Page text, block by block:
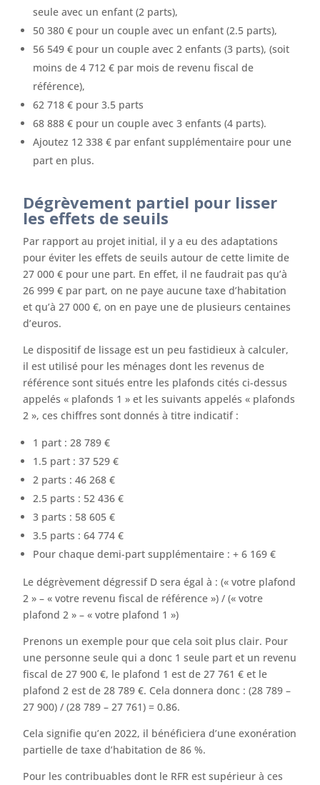
seule avec un enfant (2 parts),
50 380 € pour un couple avec un enfant (2.5 parts),
56 549 € pour un couple avec 2 enfants (3 parts), (soit
moins de 4 712 € par mois de revenu fiscal de
référence),
62 718 € pour 3.5 parts
68 888 € pour un couple avec 3 enfants (4 parts).
Ajoutez 12 338 € par enfant supplémentaire pour une
part en plus.
Dégrèvement partiel pour lisser
les effets de seuils
Par rapport au projet initial, il y a eu des adaptations
pour éviter les effets de seuils autour de cette limite de
27 000 € pour une part. En effet, il ne faudrait pas qu’à
26 999 € par part, on ne paye aucune taxe d’habitation
et qu’à 27 000 €, on en paye une de plusieurs centaines
d’euros.
Le dispositif de lissage est un peu fastidieux à calculer,
il est utilisé pour les ménages dont les revenus de
référence sont situés entre les plafonds cités ci-dessus
appelés « plafonds 1 » et les suivants appelés « plafonds
2 », ces chiffres sont donnés à titre indicatif :
1 part : 28 789 €
1.5 part : 37 529 €
2 parts : 46 268 €
2.5 parts : 52 436 €
3 parts : 58 605 €
3.5 parts : 64 774 €
Pour chaque demi-part supplémentaire : + 6 169 €
Le dégrèvement dégressif D sera égal à : (« votre plafond
2 » – « votre revenu fiscal de référence ») / (« votre
plafond 2 » – « votre plafond 1 »)
Prenons un exemple pour que cela soit plus clair. Pour
une personne seule qui a donc 1 seule part et un revenu
fiscal de 27 900 €, le plafond 1 est de 27 761 € et le
plafond 2 est de 28 789 €. Cela donnera donc : (28 789 –
27 900) / (28 789 – 27 761) = 0.86.
Cela signifie qu’en 2022, il bénéficiera d’une exonération
partielle de taxe d’habitation de 86 %.
Pour les contribuables dont le RFR est supérieur à ces